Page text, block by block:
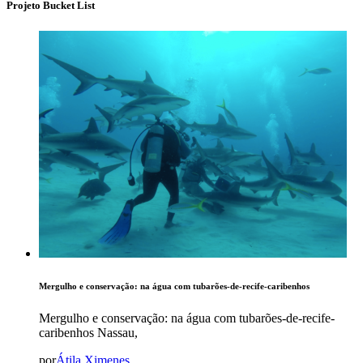
Projeto Bucket List
Mergulho e conservação: na água com tubarões-de-recife-caribenhos
Mergulho e conservação: na água com tubarões-de-recife-
caribenhos Nassau,
porÁtila Ximenes